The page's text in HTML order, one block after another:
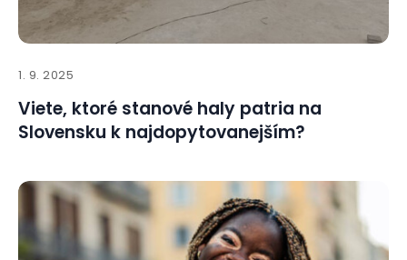
1. 9. 2025
Viete, ktoré stanové haly patria na
Slovensku k najdopytovanejším?